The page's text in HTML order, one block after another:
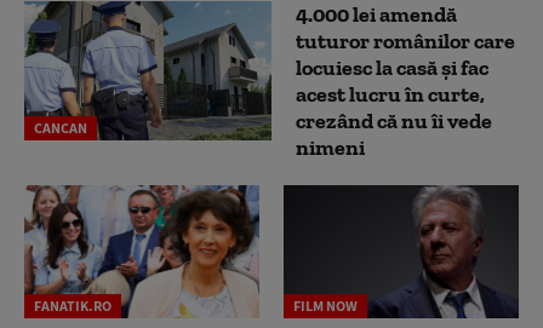
CANCAN
4.000 lei amendă
tuturor românilor care
locuiesc la casă și fac
acest lucru în curte,
crezând că nu îi vede
nimeni
FANATIK.RO FILM NOW